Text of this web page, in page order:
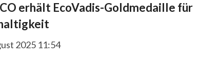
erhält EcoVadis-Goldmedaille für
2025 11:54